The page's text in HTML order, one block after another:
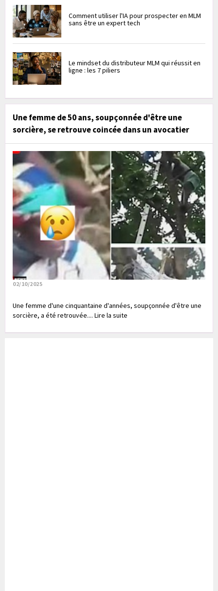
Comment utiliser l'IA pour prospecter en MLM
sans être un expert tech
Le mindset du distributeur MLM qui réussit en
ligne : les 7 piliers
Une femme de 50 ans, soupçonnée d'être une
sorcière, se retrouve coincée dans un avocatier
02/10/2025
Une femme d'une cinquantaine d'années, soupçonnée d'être une
sorcière, a été retrouvée.... Lire la suite